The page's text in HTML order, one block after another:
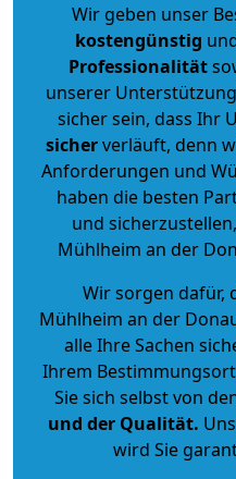
Wir geben unser
kostengünstig
Professionalität
unserer
sicher sein, dass Ihr
sicherverläuft, denn
Anforderungen und
haben die besten
und
Mühlheim an der
Wir sorgen dafür,
Mühlheim an der
alle Ihre Sachen
Ihrem
Sie sich selbst von
und der Qualität.
wird Sie